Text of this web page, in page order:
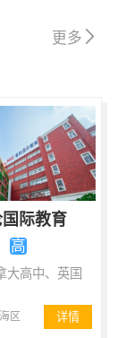
更多 
际教育
高
大高中、英国
区 详情